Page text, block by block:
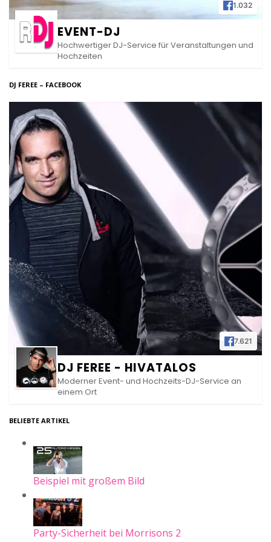
1.032
EVENT-DJ
Hochwertiger DJ-Service für Veranstaltungen und
Hochzeiten
DJ FEREE – FACEBOOK
7.621
DJ FEREE - HIVATALOS
Moderner Event- und Hochzeits-DJ-Service an
einem Ort
BELIEBTE ARTIKEL
Beispiel mit großem Bild
Party-Sicherheit bei Morrisons 2